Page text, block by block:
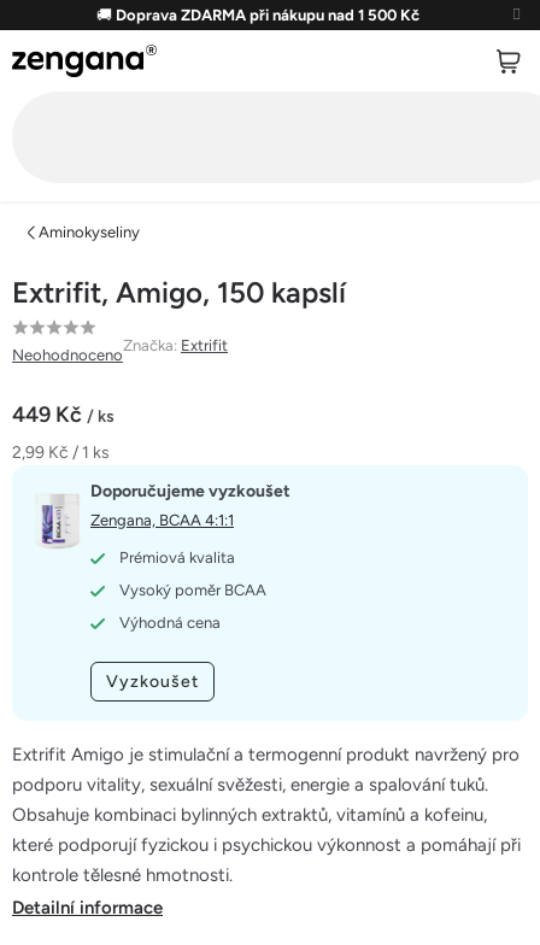
obsah
🚚 Doprava ZDARMA při nákupu nad 1 500 Kč
Aminokyseliny
Extrifit, Amigo, 150 kapslí
Průměrné
hodnocení
je
0,0
hvězdiček.
Neohodnoceno
Značka: Extrifit
449 Kč / ks
Měrná
2,99 Kč / 1 ks
Extrifit Amigo je stimulační a termogenní produkt navržený pro
podporu vitality, sexuální svěžesti, energie a spalování tuků.
Obsahuje kombinaci bylinných extraktů, vitamínů a kofeinu,
které podporují fyzickou i psychickou výkonnost a pomáhají při
kontrole tělesné hmotnosti.
Doporučujeme vyzkoušet
Zengana, BCAA 4:1:1
Prémiová kvalita
Vysoký poměr BCAA
Výhodná cena
Vyzkoušet
Detailní informace